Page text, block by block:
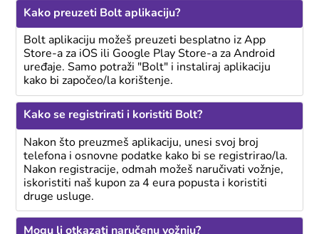
Kako preuzeti Bolt aplikaciju?
Bolt aplikaciju možeš preuzeti besplatno iz App
Store-a za iOS ili Google Play Store-a za Android
uređaje. Samo potraži "Bolt" i instaliraj aplikaciju
kako bi započeo/la korištenje.
Kako se registrirati i koristiti Bolt?
Nakon što preuzmeš aplikaciju, unesi svoj broj
telefona i osnovne podatke kako bi se registrirao/la.
Nakon registracije, odmah možeš naručivati vožnje,
iskoristiti naš kupon za 4 eura popusta i koristiti
druge usluge.
Mogu li otkazati naručenu vožnju?